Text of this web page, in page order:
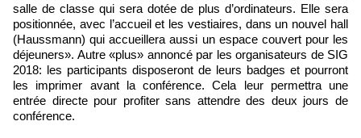
salle de classe qui sera dotée de plus d’ordinateurs. Elle sera
positionnée, avec l’accueil et les vestiaires, dans un nouvel hall
(Haussmann) qui accueillera aussi un espace couvert pour les
déjeuners». Autre «plus» annoncé par les organisateurs de SIG
2018: les participants disposeront de leurs badges et pourront
les imprimer avant la conférence. Cela leur permettra une
entrée directe pour profiter sans attendre des deux jours de
conférence.